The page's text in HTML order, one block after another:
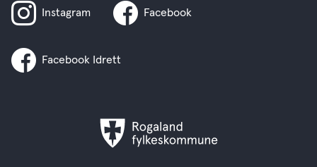
Instagram Facebook
Facebook Idrett
Rogaland
fylkeskommune